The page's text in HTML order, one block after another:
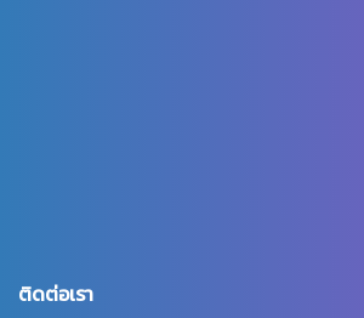
ติดต่อเรา